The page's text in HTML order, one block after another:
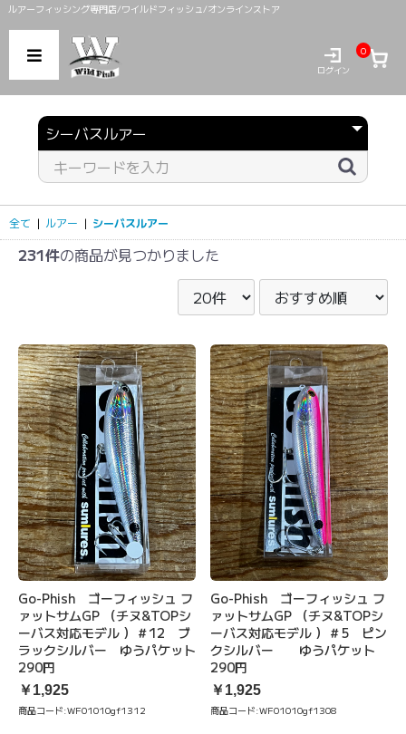
ルアーフィッシング専門店/ワイルドフィッシュ/オンラインストア
ログイン
0
全て | ルアー | シーバスルアー
231件の商品が見つかりました
Go-Phish ゴーフィッシュ フ
ァットサムGP （チヌ&TOPシ
ーバス対応モデル ）＃12 ブ
ラックシルバー ゆうパケット
290円
￥1,925
商品コード:WF01010gf1312
Go-Phish ゴーフィッシュ フ
ァットサムGP （チヌ&TOPシ
ーバス対応モデル ）＃5 ピン
クシルバー ゆうパケット
290円
￥1,925
商品コード:WF01010gf1308